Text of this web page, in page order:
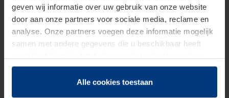
geven wij informatie over uw gebruik van onze website
door aan onze partners voor sociale media, reclame en
analyse. Onze partners voegen deze informatie mogelijk
samen met andere gegevens die u beschikbaar heeft
dienstverlening hebben verzameld.
Juridisch zijn wij gerechtigd om cookies op uw computer
Alle cookies toestaan